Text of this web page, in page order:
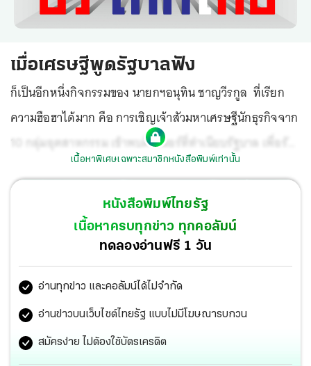
เมื่อเศรษฐีพูดรัฐบาลฟัง
ก็เป็นอีกหนึ่งกิจกรรมของ นายกฯอนุทิน ชาญวีรกูล ที่เรียก
ความฮือฮาได้มาก คือ การเชิญเจ้าสัวมหาเศรษฐีนักธุรกิจจาก
10 กลุ่มอุตสาหกรรม เข้าพบดินเนอร์ที่ทำเนียบรัฐบาล เพื่อรับ
ฟังความคิดเห็นในเวที “ผู้ประกอบการพูด รัฐบาลฟัง” มีนัก
ธุรกิจมหาเศรษฐี 10 อันดับแรกของไทย และนักธุรกิจระดับ
แถวหน้าได้รับเชิญเพียง 35 คน และจบลงด้วยความชื่นมื่น วัน
นี้ นายกฯอนุทิน จะนำความคิดเห็นของภาคเอกชนที่ คุณเอก
นิติ นิติทัณฑ์ประภาศ รองนายกฯและรัฐมนตรีคลัง สรุปไว้
ทั้งหมด 6 ประเด็นเข้าที่ประชุม ครม. เพื่อขับเคลื่อนให้เป็นรูป
ธรรม
เนื้อหาพิเศษเฉพาะสมาชิกหนังสือพิมพ์เท่านั้น
หนังสือพิมพ์ไทยรัฐ
เนื้อหาครบทุกข่าว ทุกคอลัมน์
ทดลองอ่านฟรี 1 วัน
อ่านทุกข่าว และคอลัมน์ได้ไม่จำกัด
อ่านข่าวบนเว็บไซต์ไทยรัฐ แบบไม่มีโฆษณารบกวน
สมัครง่าย ไม่ต้องใช้บัตรเครดิต